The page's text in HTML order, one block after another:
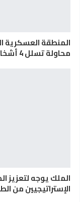
المنطقة العسكرية
محاولة تسلل 4 أشخاص
الملك يوجه لتعزيز
الإستراتيجيين من